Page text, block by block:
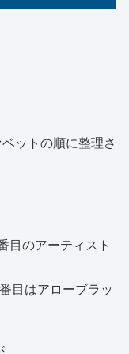
ットの順に整理さ
目のアーティスト
目はアローブラッ